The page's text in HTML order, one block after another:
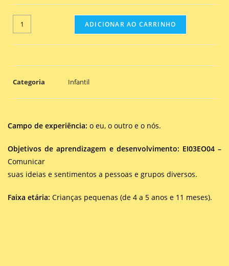
ADICIONAR AO CARRINHO
Categoria Infantil
Campo de experiência: o eu, o outro e o nós.
Objetivos de aprendizagem e desenvolvimento: EI03EO04 –
Comunicar
suas ideias e sentimentos a pessoas e grupos diversos.
Faixa etária: Crianças pequenas (de 4 a 5 anos e 11 meses).